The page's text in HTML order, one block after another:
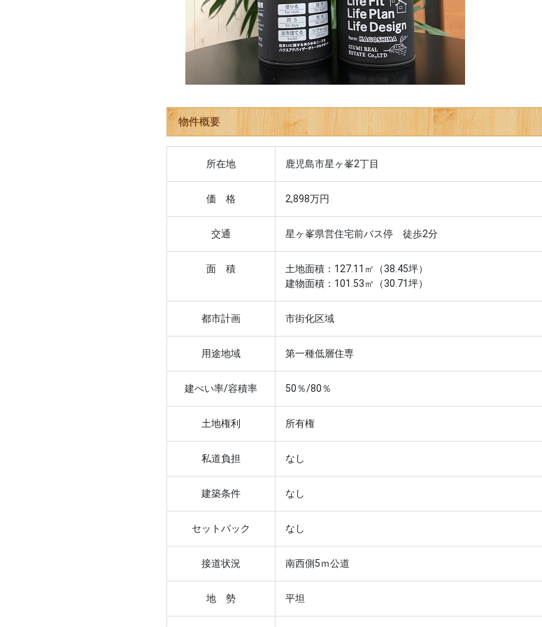
物件概要
所在地 鹿児島市星ヶ峯2丁目
価 格 2,898万円
交通 星ヶ峯県営住宅前バス停 徒歩2分
面 積
土地面積：127.11㎡（38.45坪）
建物面積：101.53㎡（30.71坪）
都市計画 市街化区域
用途地域 第一種低層住専
建ぺい率/容積率 50％/80％
土地権利 所有権
私道負担 なし
建築条件 なし
セットバック なし
接道状況 南西側5ｍ公道
地 勢 平坦